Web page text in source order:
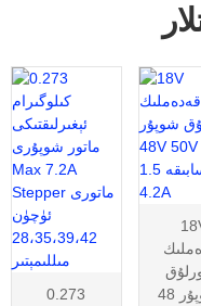
0.273
شوپۇر 48V